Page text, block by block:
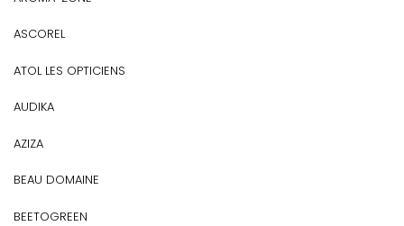
ASCOREL
ATOL LES OPTICIENS
AUDIKA
AZIZA
BEAU DOMAINE
BEETOGREEN